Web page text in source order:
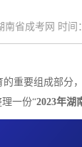
南省成考网 时间
重要组成部分
一份“2023年湖